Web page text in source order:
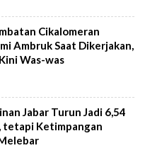
Cikalomeran
Ambruk Saat Dikerjakan,
Was-was
Jabar Turun Jadi 6,54
tetapi Ketimpangan